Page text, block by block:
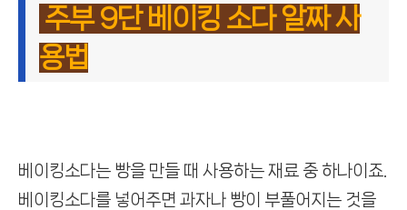
주부 9단 베이킹 소다 알짜 사
용법
베이킹소다는 빵을 만들 때 사용하는 재료 중 하나이죠.
베이킹소다를 넣어주면 과자나 빵이 부풀어지는 것을